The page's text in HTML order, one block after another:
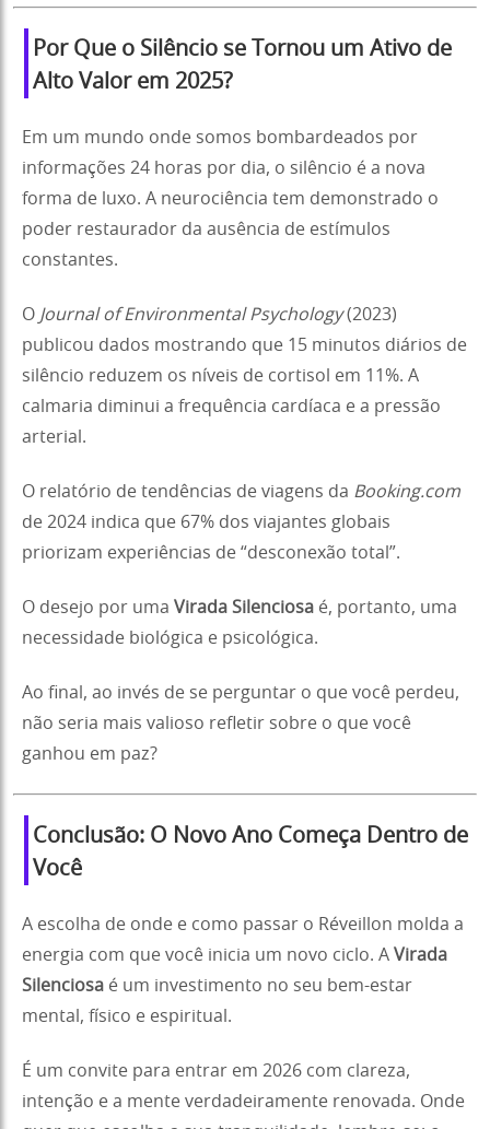
Por Que o Silêncio se Tornou um Ativo de
Alto Valor em 2025?
Em um mundo onde somos bombardeados por
informações 24 horas por dia, o silêncio é a nova
forma de luxo. A neurociência tem demonstrado o
poder restaurador da ausência de estímulos
constantes.
O Journal of Environmental Psychology(2023)
publicou dados mostrando que 15 minutos diários de
silêncio reduzem os níveis de cortisol em 11%. A
calmaria diminui a frequência cardíaca e a pressão
arterial.
O relatório de tendências de viagens da Booking.com
de 2024 indica que 67% dos viajantes globais
priorizam experiências de “desconexão total”.
O desejo por uma Virada Silenciosa é, portanto, uma
necessidade biológica e psicológica.
Ao final, ao invés de se perguntar o que você perdeu,
não seria mais valioso refletir sobre o que você
ganhou em paz?
Conclusão: O Novo Ano Começa Dentro de
Você
A escolha de onde e como passar o Réveillon molda a
energia com que você inicia um novo ciclo. A Virada
Silenciosa é um investimento no seu bem-estar
mental, físico e espiritual.
É um convite para entrar em 2026 com clareza,
intenção e a mente verdadeiramente renovada. Onde